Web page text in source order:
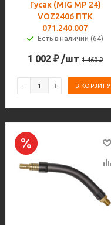
Гусак (MIG MP 24)
VOZ2406 ПТК
071.240.007
Есть в наличии (64)
1 002 ₽ /шт 1 460₽
В КОРЗИНУ